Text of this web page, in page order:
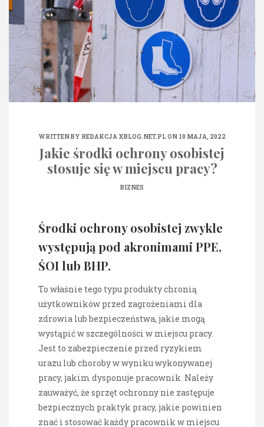
WRITTEN BY REDAKCJA XBLOG.NET.PL ON 10 MAJA, 2022
Jakie środki ochrony osobistej
stosuje się w miejscu pracy?
BIZNES
Środki ochrony osobistej zwykle
występują pod akronimami PPE,
ŚOI lub BHP.
To właśnie tego typu produkty chronią
użytkowników przed zagrożeniami dla
zdrowia lub bezpieczeństwa, jakie mogą
wystąpić w szczególności w miejscu pracy.
Jest to zabezpieczenie przed ryzykiem
urazu lub choroby w wyniku wykonywanej
pracy, jakim dysponuje pracownik. Należy
zauważyć, że sprzęt ochronny nie zastępuje
bezpiecznych praktyk pracy, jakie powinien
znać i stosować każdy pracownik w miejscu